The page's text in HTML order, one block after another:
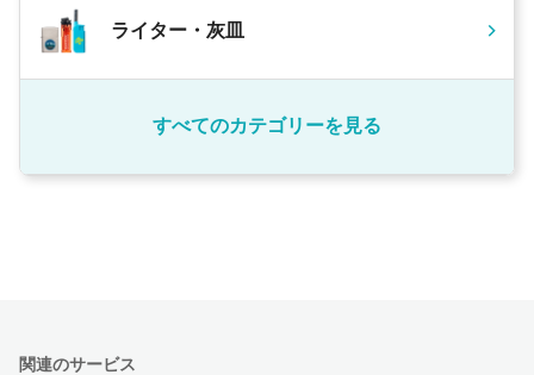
ライター・灰皿
すべてのカテゴリーを見る
関連のサービス